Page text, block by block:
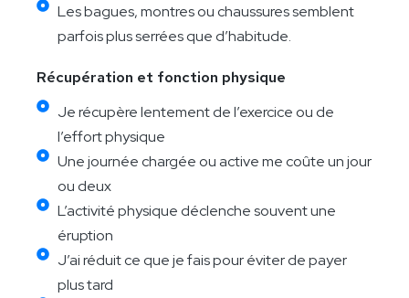
Les bagues, montres ou chaussures semblent
parfois plus serrées que d’habitude.
Récupération et fonction physique
Je récupère lentement de l’exercice ou de
l’effort physique
Une journée chargée ou active me coûte un jour
ou deux
L’activité physique déclenche souvent une
éruption
J’ai réduit ce que je fais pour éviter de payer
plus tard